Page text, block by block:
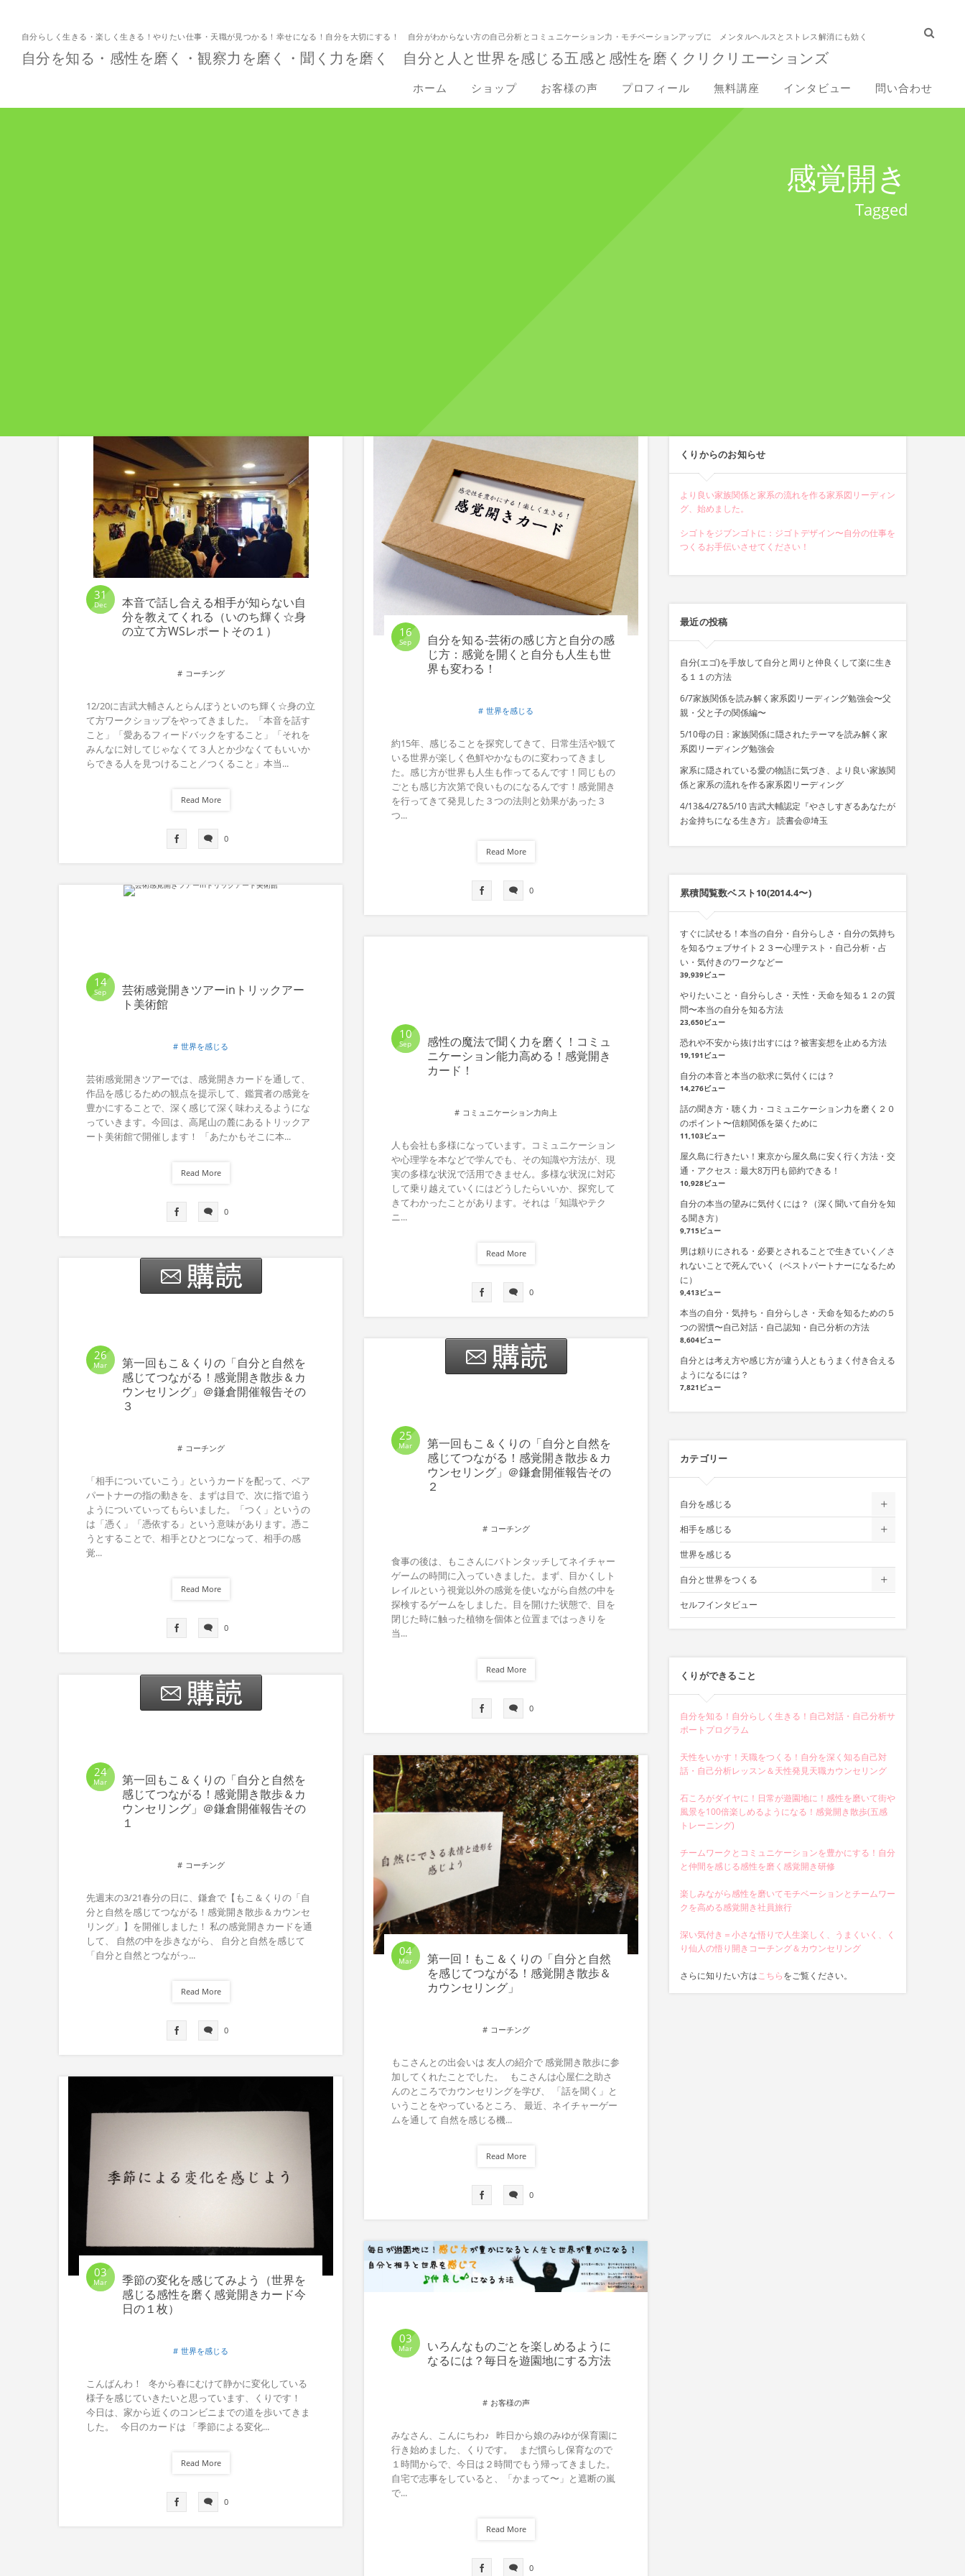
自分らしく生きる・楽しく生きる！やりたい仕事・天職が見つかる！幸せになる！自分を大切にする！ 自分がわからない方の自己分析とコミュニケーション力・モチベーションアップに メンタルヘルスとストレス解消にも効く
自分を知る・感性を磨く・観察力を磨く・聞く力を磨く 自分と人と世界を感じる五感と感性を磨くクリクリエーションズ
ホーム ショップ お客様の声 プロフィール 無料講座 インタビュー 問い合わせ
感覚開き
Tagged
31
Dec
本音で話し合える相手が知らない自
分を教えてくれる（いのち輝く☆身
の立て方WSレポートその１）
コーチング
12/20に吉武大輔さんとらんぼうといのち輝く☆身の立
て方ワークショップをやってきました。「本音を話す
こと」「愛あるフィードバックをすること」「それを
みんなに対してじゃなくて３人とか少なくてもいいか
らできる人を見つけること／つくること」本当...
Read More
0
16
Sep
自分を知る-芸術の感じ方と自分の感
じ方：感覚を開くと自分も人生も世
界も変わる！
世界を感じる
約15年、感じることを探究してきて、日常生活や観て
いる世界が楽しく色鮮やかなものに変わってきまし
た。感じ方が世界も人生も作ってるんです！同じもの
ごとも感じ方次第で良いものになるんです！感覚開き
を行ってきて発見した３つの法則と効果があった３
つ...
Read More
0
14
Sep
芸術感覚開きツアーinトリックアー
ト美術館
世界を感じる
芸術感覚開きツアーでは、感覚開きカードを通して、
作品を感じるための観点を提示して、鑑賞者の感覚を
豊かにすることで、深く感じて深く味わえるようにな
っていきます。今回は、高尾山の麓にあるトリックア
ート美術館で開催します！ 「あたかもそこに本...
Read More
0
10
Sep
感性の魔法で聞く力を磨く！コミュ
ニケーション能力高める！感覚開き
カード！
コミュニケーション力向上
人も会社も多様になっています。コミュニケーション
や心理学を本などで学んでも、その知識や方法が、現
実の多様な状況で活用できません。多様な状況に対応
して乗り越えていくにはどうしたらいいか、探究して
きてわかったことがあります。それは「知識やテク
ニ...
Read More
0
26
Mar
第一回もこ＆くりの「自分と自然を
感じてつながる！感覚開き散歩＆カ
ウンセリング」＠鎌倉開催報告その
３
コーチング
「相手についていこう」というカードを配って、ペア
パートナーの指の動きを、まずは目で、次に指で追う
ようについていってもらいました。「つく」というの
は「憑く」「憑依する」という意味があります。憑こ
うとすることで、相手とひとつになって、相手の感
覚...
Read More
0
25
Mar
第一回もこ＆くりの「自分と自然を
感じてつながる！感覚開き散歩＆カ
ウンセリング」＠鎌倉開催報告その
２
コーチング
食事の後は、もこさんにバトンタッチしてネイチャー
ゲームの時間に入っていきました。まず、目かくしト
レイルという視覚以外の感覚を使いながら自然の中を
探検するゲームをしました。目を開けた状態で、目を
閉じた時に触った植物を個体と位置まではっきりを
当...
Read More
0
24
Mar
第一回もこ＆くりの「自分と自然を
感じてつながる！感覚開き散歩＆カ
ウンセリング」＠鎌倉開催報告その
１
コーチング
先週末の3/21春分の日に、鎌倉で【もこ＆くりの「自
分と自然を感じてつながる！感覚開き散歩＆カウンセ
リング」】を開催しました！ 私の感覚開きカードを通
して、 自然の中を歩きながら、 自分と自然を感じて
「自分と自然とつながっ...
Read More
0
04
Mar
第一回！もこ＆くりの「自分と自然
を感じてつながる！感覚開き散歩＆
カウンセリング」
コーチング
もこさんとの出会いは 友人の紹介で 感覚開き散歩に参
加してくれたことでした。 もこさんは心屋仁之助さ
んのところでカウンセリングを学び、 「話を聞く」と
いうことをやっているところ、 最近、ネイチャーゲー
ムを通して 自然を感じる機...
Read More
0
03
Mar
季節の変化を感じてみよう（世界を
感じる感性を磨く感覚開きカード今
日の１枚）
世界を感じる
こんばんわ！ 冬から春にむけて静かに変化している
様子を感じていきたいと思っています、くりです！
今日は、家から近くのコンビニまでの道を歩いてきま
した。 今日のカードは 「季節による変化...
Read More
0
03
Mar
いろんなものごとを楽しめるように
なるには？毎日を遊園地にする方法
お客様の声
みなさん、こんにちわ♪ 昨日から娘のみゆが保育園に
行き始めました、くりです。 まだ慣らし保育なので
１時間からで、今日は２時間でもう帰ってきました。
自宅で志事をしていると、「かまって〜」と遮断の嵐
で...
Read More
0
くりからのお知らせ
より良い家族関係と家系の流れを作る家系図リーディン
グ、始めました。
シゴトをジブンゴトに：ジゴトデザイン〜自分の仕事を
つくるお手伝いさせてください！
最近の投稿
自分(エゴ)を手放して自分と周りと仲良くして楽に生き
る１１の方法
6/7家族関係を読み解く家系図リーディング勉強会〜父
親・父と子の関係編〜
5/10母の日：家族関係に隠されたテーマを読み解く家
系図リーディング勉強会
家系に隠されている愛の物語に気づき、より良い家族関
係と家系の流れを作る家系図リーディング
4/13&4/27&5/10 吉武大輔認定『やさしすぎるあなたが
お金持ちになる生き方』 読書会@埼玉
累積閲覧数ベスト10(2014.4〜)
すぐに試せる！本当の自分・自分らしさ・自分の気持ち
を知るウェブサイト２３ー心理テスト・自己分析・占
い・気付きのワークなどー
39,939ビュー
やりたいこと・自分らしさ・天性・天命を知る１２の質
問〜本当の自分を知る方法
23,650ビュー
恐れや不安から抜け出すには？被害妄想を止める方法
19,191ビュー
自分の本音と本当の欲求に気付くには？
14,276ビュー
話の聞き方・聴く力・コミュニケーション力を磨く２０
のポイント〜信頼関係を築くために
11,103ビュー
屋久島に行きたい！東京から屋久島に安く行く方法・交
通・アクセス：最大8万円も節約できる！
10,928ビュー
自分の本当の望みに気付くには？（深く聞いて自分を知
る聞き方）
9,715ビュー
男は頼りにされる・必要とされることで生きていく／さ
れないことで死んでいく（ベストパートナーになるため
に）
9,413ビュー
本当の自分・気持ち・自分らしさ・天命を知るための５
つの習慣〜自己対話・自己認知・自己分析の方法
8,604ビュー
自分とは考え方や感じ方が違う人ともうまく付き合える
ようになるには？
7,821ビュー
カテゴリー
自分を感じる
相手を感じる
世界を感じる
自分と世界をつくる
セルフインタビュー
くりができること
自分を知る！自分らしく生きる！自己対話・自己分析サ
ポートプログラム
天性をいかす！天職をつくる！自分を深く知る自己対
話・自己分析レッスン＆天性発見天職カウンセリング
石ころがダイヤに！日常が遊園地に！感性を磨いて街や
風景を100倍楽しめるようになる！感覚開き散歩(五感
トレーニング)
チームワークとコミュニケーションを豊かにする！自分
と仲間を感じる感性を磨く感覚開き研修
楽しみながら感性を磨いてモチベーションとチームワー
クを高める感覚開き社員旅行
深い気付き＝小さな悟りで人生楽しく、うまくいく、く
り仙人の悟り開きコーチング＆カウンセリング
さらに知りたい方はこちらをご覧ください。